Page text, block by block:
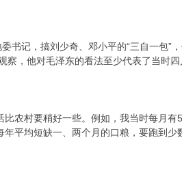
记，搞刘少奇、邓小平的“三自一包”
，他对毛泽东的看法至少代表了当时四
村要稍好一些。例如，我当时每月有
平均短缺一、两个月的口粮，要跑到